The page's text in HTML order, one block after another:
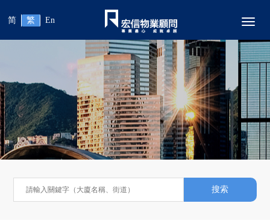
简 繁 En
搜索